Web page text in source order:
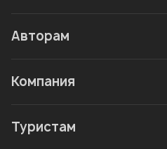
Авторам
Компания
Туристам